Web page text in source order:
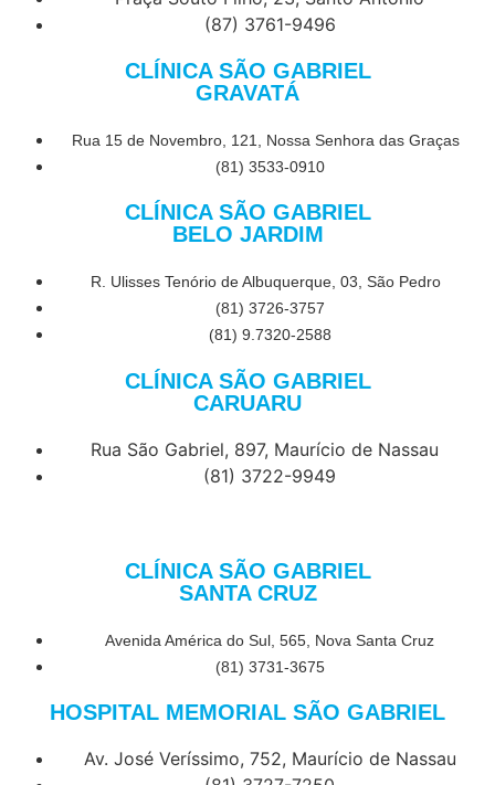
(87) 3761-9496
CLÍNICA SÃO GABRIEL
GRAVATÁ
Rua 15 de Novembro, 121, Nossa Senhora das Graças
(81) 3533-0910
CLÍNICA SÃO GABRIEL
BELO JARDIM
R. Ulisses Tenório de Albuquerque, 03, São Pedro
(81) 3726-3757
(81) 9.7320-2588
CLÍNICA SÃO GABRIEL
CARUARU
Rua São Gabriel, 897, Maurício de Nassau
(81) 3722-9949
CLÍNICA SÃO GABRIEL
SANTA CRUZ
Avenida América do Sul, 565, Nova Santa Cruz
(81) 3731-3675
HOSPITAL MEMORIAL SÃO GABRIEL
Av. José Veríssimo, 752, Maurício de Nassau